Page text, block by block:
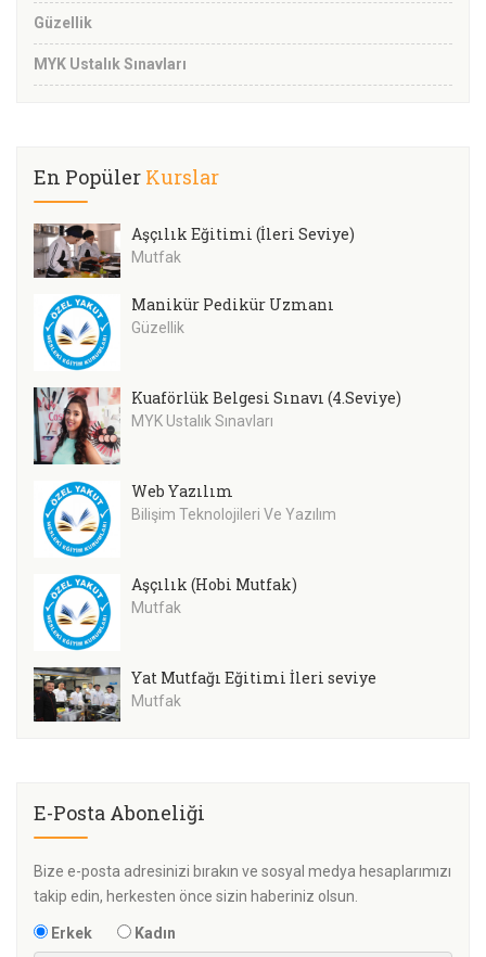
Güzellik
MYK Ustalık Sınavları
En Popüler Kurslar
Aşçılık Eğitimi (İleri Seviye)
Mutfak
Manikür Pedikür Uzmanı
Güzellik
Kuaförlük Belgesi Sınavı (4.Seviye)
MYK Ustalık Sınavları
Web Yazılım
Bilişim Teknolojileri Ve Yazılım
Aşçılık (Hobi Mutfak)
Mutfak
Yat Mutfağı Eğitimi İleri seviye
Mutfak
E-Posta Aboneliği
Bize e-posta adresinizi bırakın ve sosyal medya hesaplarımızı
takip edin, herkesten önce sizin haberiniz olsun.
Erkek Kadın